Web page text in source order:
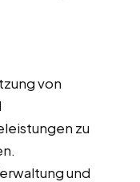
von
zu
und